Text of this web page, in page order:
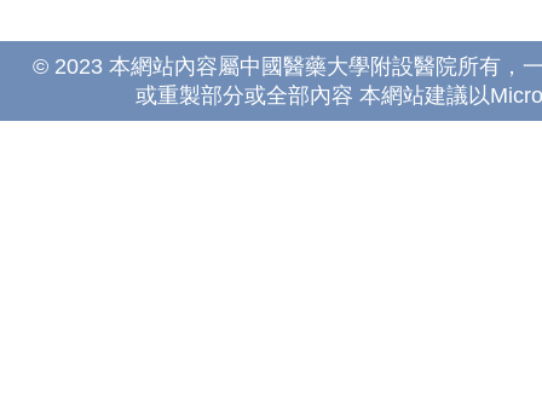
© 2023 本網站內容屬中國醫藥大學附設醫院所有，
或重製部分或全部內容 本網站建議以